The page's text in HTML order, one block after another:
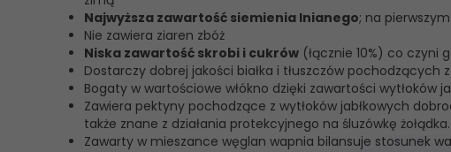
Najwyższa zawartość siemienia lnianego; na
Nie zawiera ziaren zbóż
Niska zawartość skrobi i cukrów (łącznie 10%) co czyni
Dostarczy dobrej jakości białka i tłuszczów pochodzących
Bogaty w wartościowe włókno dzięki zawartości wytłoków
Zawiera pektyny pochodzące z wytłoków jabłkowych
także znane z działania protekcyjnego na śluzówkę
Zawarty w mieszance węglan wapnia bilansuje stosunek